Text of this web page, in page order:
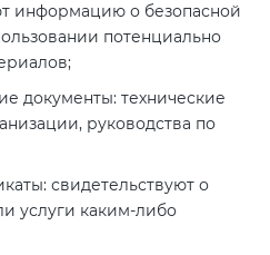
информацию о безопасной
потенциально
документы: технические
руководства по
свидетельствуют о
услуги каким-либо
2012
на
ТР ТС